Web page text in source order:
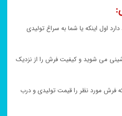
اول اینکه یا شما به سراغ تولیدی
می شوید و کیفیت فرش را از نزدیک
مورد نظر را قیمت تولیدی و درب